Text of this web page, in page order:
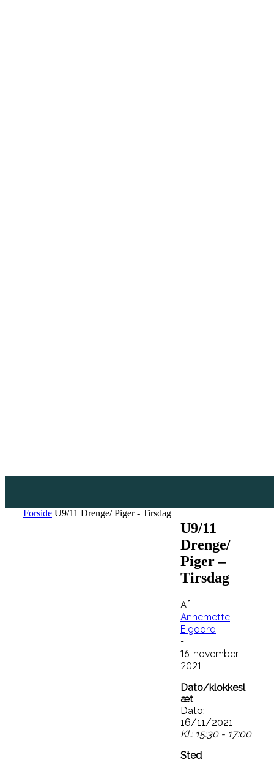
Forside U9/11 Drenge/ Piger - Tirsdag
U9/11
Drenge/
Piger –
Tirsdag
Af
Annemette
Elgaard
-
16. november
2021
Dato/klokkesl
æt
Dato:
16/11/2021
Kl.: 15:30 - 17:00
Sted